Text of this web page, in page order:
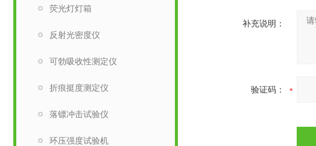
补充说明：
验证码：
荧光灯灯箱
反射光密度仪
可勃吸收性测定仪
折痕挺度测定仪
落镖冲击试验仪
环压强度试验机